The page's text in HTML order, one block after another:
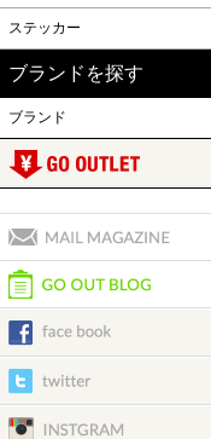
ステッカー
ブランドを探す
ブランド